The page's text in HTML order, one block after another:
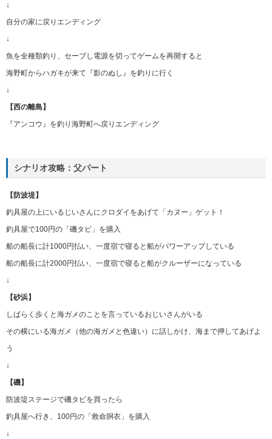
↓
自分の家に戻りエンディング
↓
魚を全種類釣り、セーブし電源を切ってゲームを再開すると
海野町からハガキが来て『影のぬし』を釣りに行く
↓
【西の離島】
『アンコウ』を釣り海野町へ戻りエンディング
シナリオ攻略：父パート
【防波堤】
釣具屋の上にいるじいさんにクロダイをあげて「カヌー」ゲット！
釣具屋で100円の「磯タビ」を購入
船の船長に計1000円払い、一度宿で寝ると船がパワーアップしている
船の船長に計2000円払い、一度宿で寝ると船がクルーザーになっている
↓
【砂浜】
しばらく歩くと海ガメのことを言っているおじいさんがいる
その横にいる海ガメ（他の海ガメと色違い）に話しかけ、海まで押してあげよ
う
↓
【磯】
防波堤ステージで磯タビを買ったら
釣具屋へ行き、100円の「救命胴衣」を購入
↓